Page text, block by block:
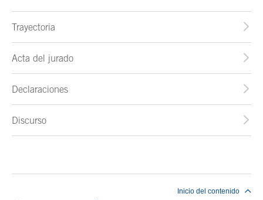
Trayectoria
Acta del jurado
Declaraciones
Discurso
Inicio del contenido